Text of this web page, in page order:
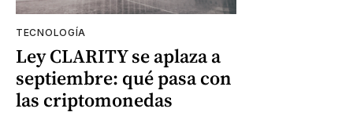
TECNOLOGÍA
Ley CLARITY se aplaza a
septiembre: qué pasa con
las criptomonedas